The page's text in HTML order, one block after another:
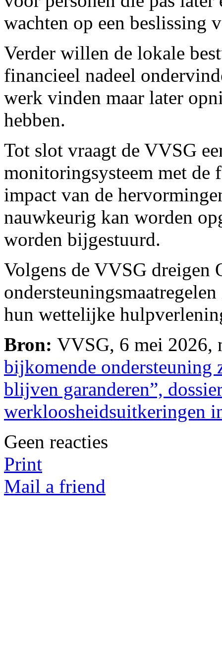
wachten op een beslissing
Verder willen de lokale
financieel nadeel
werk vinden maar later
hebben.
Tot slot vraagt de VVSG
monitoringsysteem met de
impact van de
nauwkeurig kan worden
worden bijgestuurd.
Volgens de VVSG dreigen
hun wettelijke
Bron: VVSG, 6 mei 2026,
bijkomende ondersteuning
blijven garanderen”,
werkloosheidsuitkeringen
Geen reacties
Print
Mail a friend